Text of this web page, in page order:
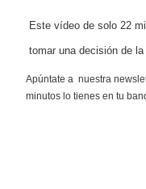
Este vídeo de solo 22
tomar una decisión de la
Apúntate a nuestra
minutos lo tienes en tu